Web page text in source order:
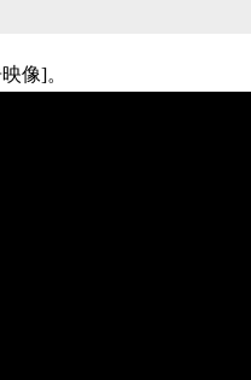
像]。